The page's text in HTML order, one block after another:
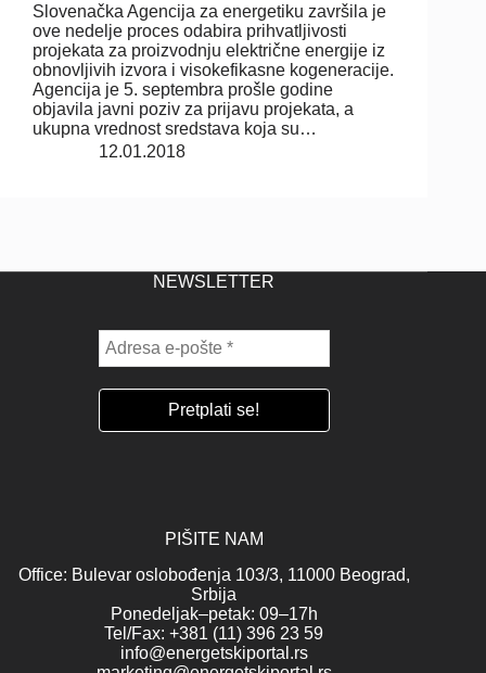
Slovenačka Agencija za energetiku završila je
ove nedelje proces odabira prihvatljivosti
projekata za proizvodnju električne energije iz
obnovljivih izvora i visokefikasne kogeneracije.
Agencija je 5. septembra prošle godine
objavila javni poziv za prijavu projekata, a
ukupna vrednost sredstava koja su…
12.01.2018
NEWSLETTER
PIŠITE NAM
Office: Bulevar oslobođenja 103/3, 11000 Beograd,
Srbija
Ponedeljak–petak: 09–17h
Tel/Fax: +381 (11) 396 23 59
info@energetskiportal.rs